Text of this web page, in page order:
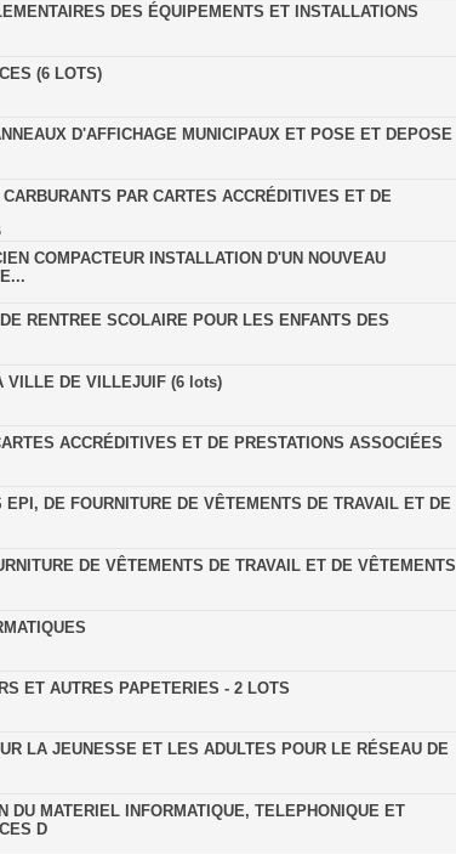
DES ÉQUIPEMENTS ET INSTALLATIONS
(6 LOTS)
D'AFFICHAGE MUNICIPAUX ET POSE ET DEPOSE
PAR CARTES ACCRÉDITIVES ET DE
COMPACTEUR INSTALLATION D'UN NOUVEAU
RENTREE SCOLAIRE POUR LES ENFANTS DES
VILLE DE VILLEJUIF (6 lots)
ACCRÉDITIVES ET DE PRESTATIONS ASSOCIÉES
DE FOURNITURE DE VÊTEMENTS DE TRAVAIL ET DE
DE VÊTEMENTS DE TRAVAIL ET DE VÊTEMENTS
ET AUTRES PAPETERIES - 2 LOTS
LA JEUNESSE ET LES ADULTES POUR LE RÉSEAU DE
DU MATERIEL INFORMATIQUE, TELEPHONIQUE ET
D